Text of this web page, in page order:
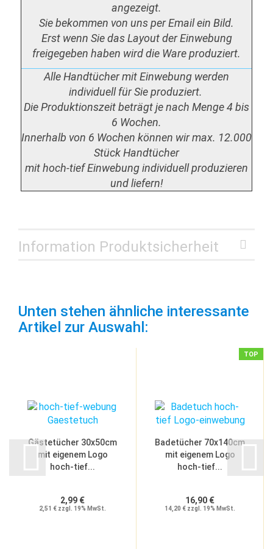
angezeigt.
Sie bekommen von uns per Email ein Bild.
Erst wenn Sie das Layout der Einwebung
freigegeben haben wird die Ware produziert.
Alle Handtücher mit Einwebung werden
individuell für Sie produziert.
Die Produktionszeit beträgt je nach Menge 4 bis
6 Wochen.
Innerhalb von 6 Wochen können wir max. 12.000
Stück Handtücher
mit hoch-tief Einwebung individuell produzieren
und liefern!
Information Produktsicherheit
Unten stehen ähnliche interessante
Artikel zur Auswahl:
Gästetücher 30x50cm
mit eigenem Logo
hoch-tief...
2,99 €
2,51 € zzgl. 19% MwSt.
TOP
Badetücher 70x140cm
mit eigenem Logo
hoch-tief...
16,90 €
14,20 € zzgl. 19% MwSt.